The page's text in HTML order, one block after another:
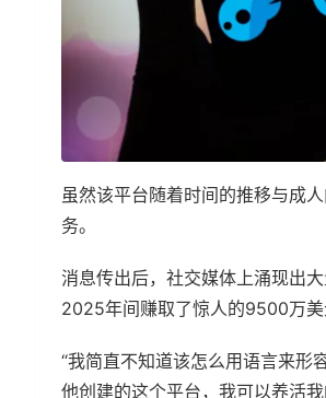
虽然该平台随着时间的推移与成
务。
消息传出后，社交媒体上涌现出
2025年间赚取了惊人的9500万美
“我简直不知道该怎么用语言来形
他创建的这个平台，我可以养活